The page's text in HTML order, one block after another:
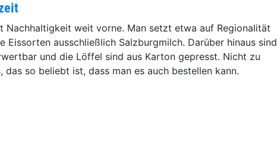
Nachhaltigkeit weit vorne. Man setzt etwa auf Regionalität
Eissorten ausschließlich Salzburgmilch. Darüber hinaus sind
und die Löffel sind aus Karton gepresst. Nicht zu
das so beliebt ist, dass man es auch bestellen kann.